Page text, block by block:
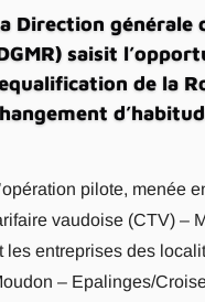
Direction générale
saisit
de la
pilote, menée
vaudoise (CTV) –
les entreprises des
– Epalinges/